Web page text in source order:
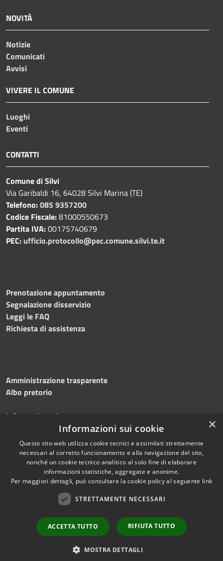
NOVITÀ
Notizie
Comunicati
Avvisi
VIVERE IL COMUNE
Luoghi
Eventi
CONTATTI
Comune di Silvi
Via Garibaldi 16, 64028 Silvi Marina (TE)
Telefono:085 9357200
Codice Fiscale:81000550673
Partita IVA:00175740679
PEC: ufficio.protocollo@pec.comune.silvi.te.it
Prenotazione appuntamento
Segnalazione disservizio
Leggi le FAQ
Richiesta di assistenza
Amministrazione trasparente
Albo pretorio
Informativa privacy
Dichiarazione di accessibilità
Mappa del sito
Copyright © 2026 • Comune di
Silvi • Powered by
redazione
×
Informazioni sui cookie
Questo sito web utilizza cookie tecnici e assimilati strettamente
necessari al corretto funzionamento e alla navigazione del sito,
nonché un cookie tecnico analitico al solo fine di elaborare
informazioni statistiche, aggregate e anonime.
Per maggiori dettagli, può consultare la cookie policy al seguente link
STRETTAMENTE NECESSARI
ACCETTA TUTTO RIFIUTA TUTTO
MOSTRA DETTAGLI